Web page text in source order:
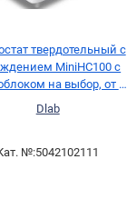
твердотельный с
MiniHC100 с
на выбор, от 0
до 100°С, Dlab
Dlab
№:5042102111